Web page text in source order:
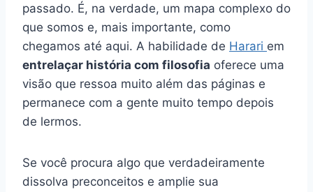
passado. É, na verdade, um mapa complexo do
que somos e, mais importante, como
chegamos até aqui. A habilidade de Harari em
entrelaçar história com filosofia oferece uma
visão que ressoa muito além das páginas e
permanece com a gente muito tempo depois
de lermos.
Se você procura algo que verdadeiramente
dissolva preconceitos e amplie sua